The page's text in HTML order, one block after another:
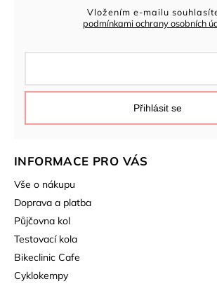
INFORMACE PRO VÁS
Vše o nákupu
Doprava a platba
Půjčovna kol
Testovací kola
Bikeclinic Cafe
Cyklokempy
Vložením e-mailu
podmínkami ochrany osobních
Přihlásit se